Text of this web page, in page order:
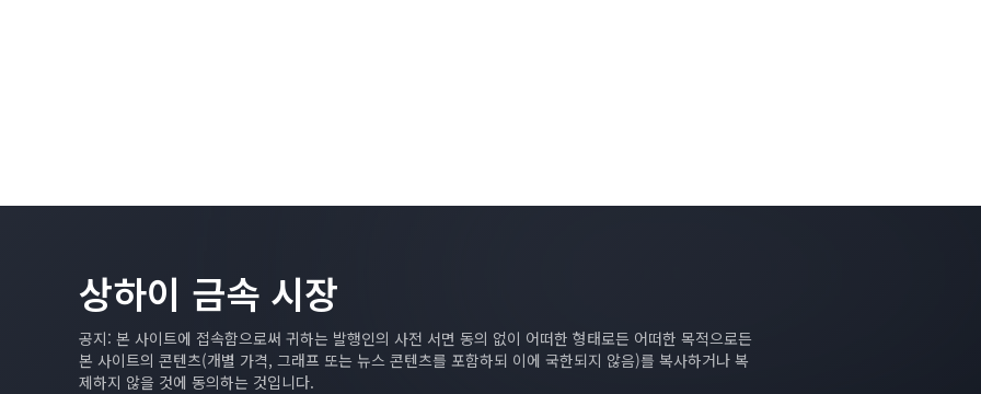
상하이 금속 시장
공지: 본 사이트에 접속함으로써 귀하는 발행인의 사전 서면 동의 없이 어떠한 형태로든 어떠한 목적으로든
본 사이트의 콘텐츠(개별 가격, 그래프 또는 뉴스 콘텐츠를 포함하되 이에 국한되지 않음)를 복사하거나 복
제하지 않을 것에 동의하는 것입니다.